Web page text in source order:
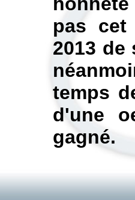
pas cet
2013 de
temps
d'une
gagné.